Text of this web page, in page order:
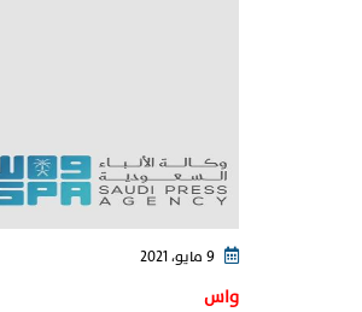
واس